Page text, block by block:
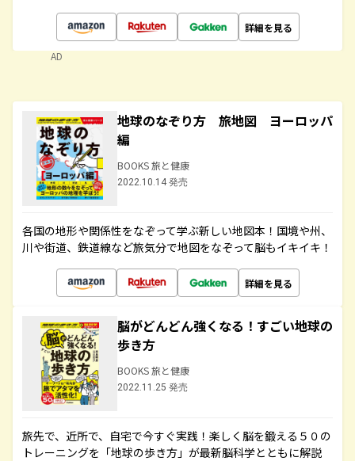
詳細を見る
AD
地球のなぞり方 旅地図 ヨーロッパ
編
BOOKS 旅と健康
2022.10.14 発売
各国の地形や関係性をなぞって学ぶ新しい地図本！国境や州、
川や街道、鉄道線など旅気分で地図をなぞって脳もイキイキ！
詳細を見る
脳がどんどん強くなる！すごい地球の
歩き方
BOOKS 旅と健康
2022.11.25 発売
旅先で、近所で、自宅で今すぐ実践！楽しく脳を鍛える５０の
トレーニングを「地球の歩き方」が最新脳科学とともに解説